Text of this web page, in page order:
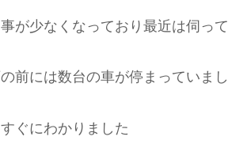
が少なくなっており最近は伺っ
前には数台の車が停まっていま
ぐにわかりました